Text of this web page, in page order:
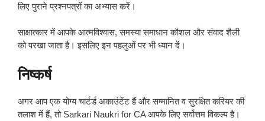
लिए पुराने प्रश्नपत्रों का अभ्यास करें।
साक्षात्कार में आपके आत्मविश्वास, समस्या समाधान कौशल और संवाद शैली
को परखा जाता है। इसलिए इन पहलुओं पर भी ध्यान दें।
निष्कर्ष
अगर आप एक योग्य चार्टर्ड अकाउंटेंट हैं और सम्मानित व सुरक्षित करियर की
तलाश में हैं, तो Sarkari Naukri for CA आपके लिए सर्वोत्तम विकल्प है।